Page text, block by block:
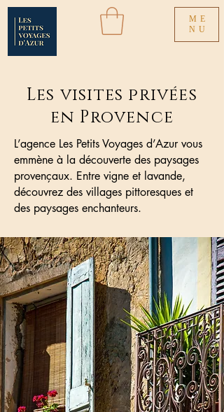
ME
NU
Les visites privées
en Provence
L’agence Les Petits Voyages d’Azur vous
emmène à la découverte des paysages
provençaux. Entre vigne et lavande,
découvrez des villages pittoresques et
des paysages enchanteurs.